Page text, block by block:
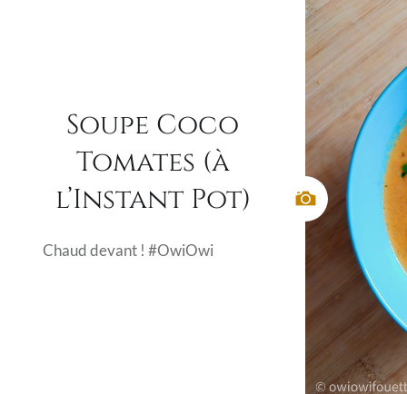
Soupe Coco
Tomates (à
l’Instant Pot)
Chaud devant ! #OwiOwi